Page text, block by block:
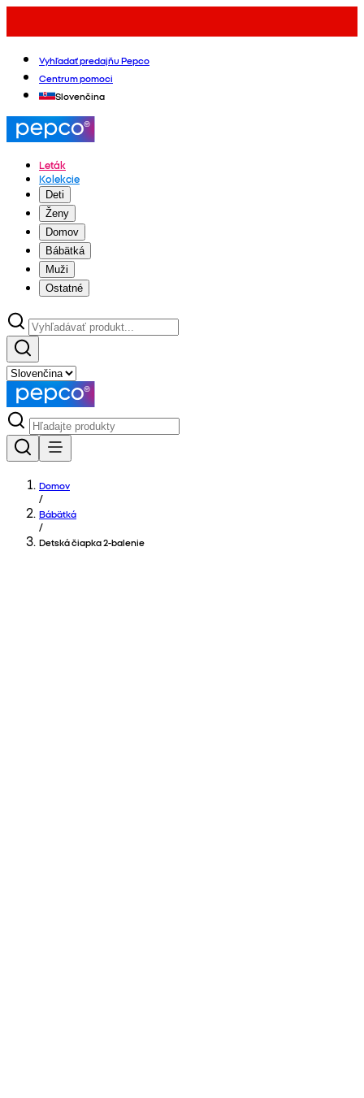
Vyhľadať predajňu Pepco
Centrum pomoci
Slovenčina
Leták
Kolekcie
Deti
Ženy
Domov
Bábätká
Muži
Ostatné
Domov
/
Bábätká
/
Detská čiapka 2-balenie